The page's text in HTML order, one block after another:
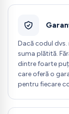
Dacă codul
suma plătită.
dintre foarte
care oferă o
pentru fiecare